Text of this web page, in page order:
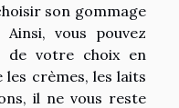
son gommage
vous pouvez
de votre choix en
les crèmes, les laits
il ne vous reste